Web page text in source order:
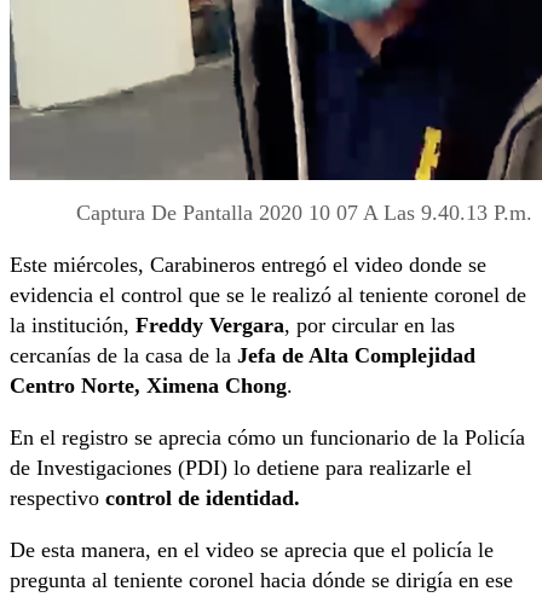
Captura De Pantalla 2020 10 07 A Las 9.40.13 P.m.
Este miércoles, Carabineros entregó el video donde se
evidencia el control que se le realizó al teniente coronel de
la institución, Freddy Vergara, por circular en las
cercanías de la casa de la Jefa de Alta Complejidad
Centro Norte, Ximena Chong.
En el registro se aprecia cómo un funcionario de la Policía
de Investigaciones (PDI) lo detiene para realizarle el
respectivo control de identidad.
De esta manera, en el video se aprecia que el policía le
pregunta al teniente coronel hacia dónde se dirigía en ese